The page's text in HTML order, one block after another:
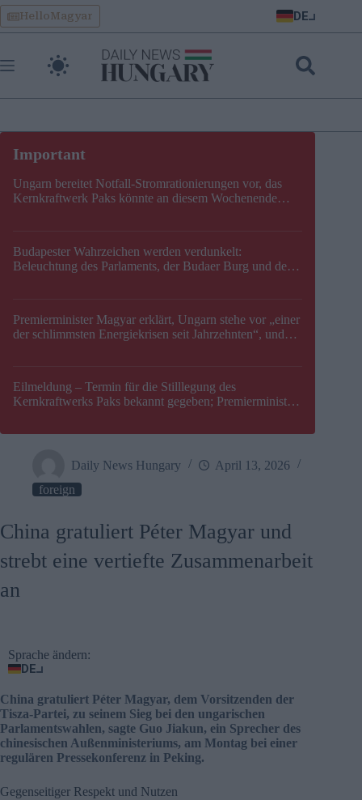
Skip
to
content
HelloMagyar DE
Ungarn bereitet Notfall-Stromrationierungen vor, das
Kernkraftwerk Paks könnte an diesem Wochenende
Budapester Wahrzeichen werden verdunkelt:
Beleuchtung des Parlaments, der Budaer Burg und der
Premierminister Magyar erklärt, Ungarn stehe vor „einer
der schlimmsten Energiekrisen seit Jahrzehnten“, und
Eilmeldung – Termin für die Stilllegung des
Kernkraftwerks Paks bekannt gegeben; Premierminister
Daily News Hungary
April 13, 2026
foreign
China gratuliert Péter Magyar und
strebt eine vertiefte Zusammenarbeit
an
Sprache ändern:
DE
China gratuliert Péter Magyar, dem Vorsitzenden der
Tisza-Partei, zu seinem Sieg bei den ungarischen
Parlamentswahlen, sagte Guo Jiakun, ein Sprecher des
chinesischen Außenministeriums, am Montag bei einer
regulären Pressekonferenz in Peking.
Gegenseitiger Respekt und Nutzen